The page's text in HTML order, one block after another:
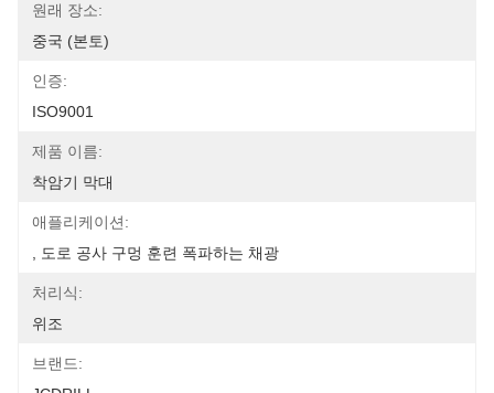
원래 장소:
중국 (본토)
인증:
ISO9001
제품 이름:
착암기 막대
애플리케이션:
, 도로 공사 구멍 훈련 폭파하는 채광
처리식:
위조
브랜드: